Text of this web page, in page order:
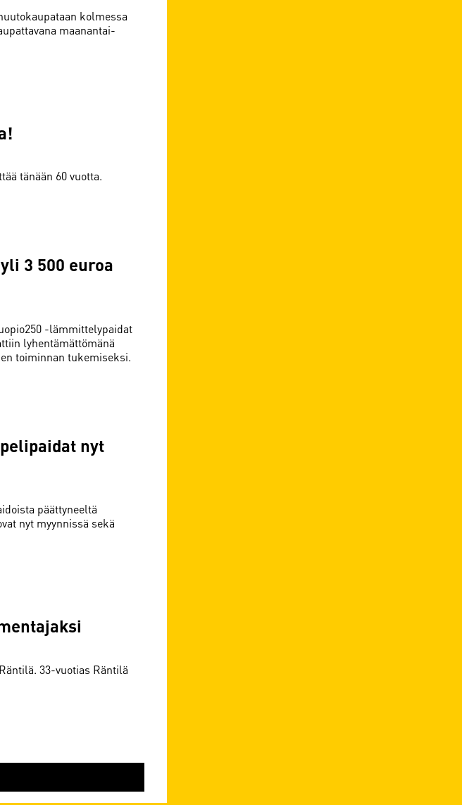
kolmessa
maanantai-
tänään 60 vuotta.
3 500 euroa
-lämmittelypaidat
lyhentämättömänä
toiminnan tukemiseksi.
nyt
päättyneeltä
nyt myynnissä sekä
33-vuotias Räntilä